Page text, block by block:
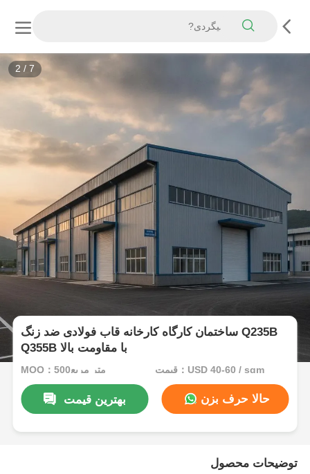
3 / 7
ساختمان کارگاه کارخانه قاب فولادی ضد زنگ Q235B
Q355B با مقاومت بالا
MOQ：500متر مربع قیمت：USD 40-60 / sqm
بهترین قیمت حالا حرف بزن
توضیحات محصول